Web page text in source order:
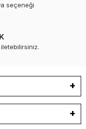
seçeneği